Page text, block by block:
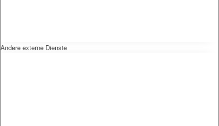
Andere externe Dienste